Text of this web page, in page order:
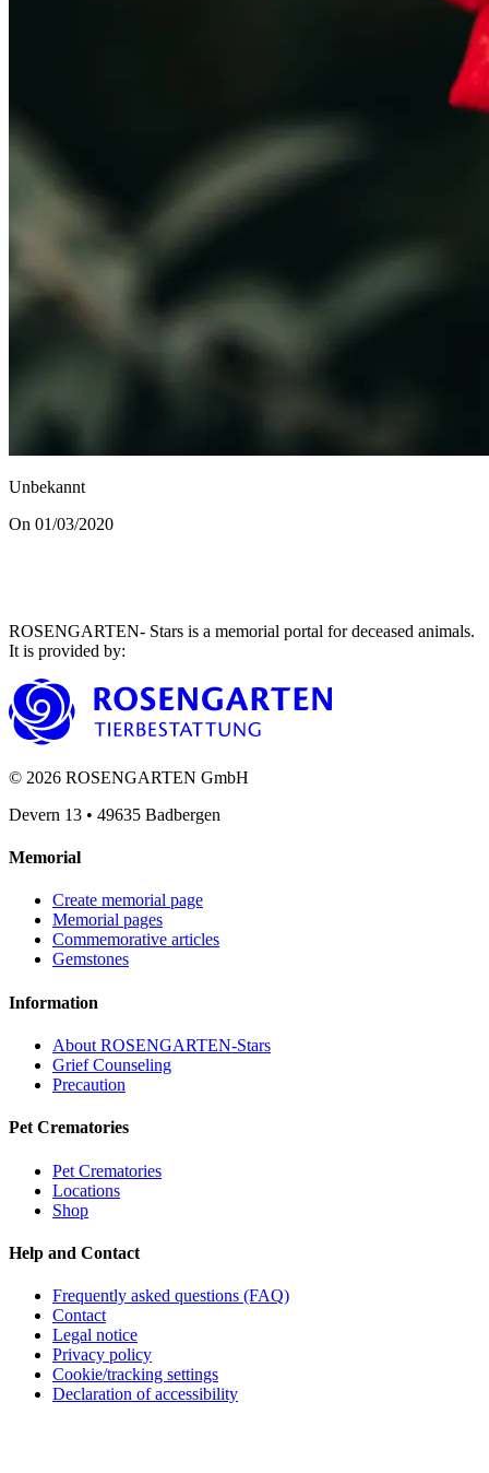
Unbekannt
On 01/03/2020
ROSENGARTEN- Stars is a memorial portal for deceased animals.
It is provided by:
© 2026 ROSENGARTEN GmbH
Devern 13 • 49635 Badbergen
Memorial
Create memorial page
Memorial pages
Commemorative articles
Gemstones
Information
About ROSENGARTEN-Stars
Grief Counseling
Precaution
Pet Crematories
Pet Crematories
Locations
Shop
Help and Contact
Frequently asked questions (FAQ)
Contact
Legal notice
Privacy policy
Cookie/tracking settings
Declaration of accessibility